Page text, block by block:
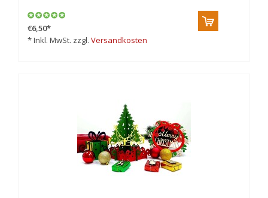
€6,50*
* Inkl. MwSt. zzgl. Versandkosten